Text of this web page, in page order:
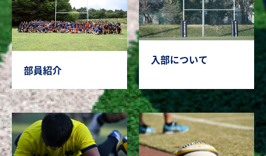
部員紹介
入部について